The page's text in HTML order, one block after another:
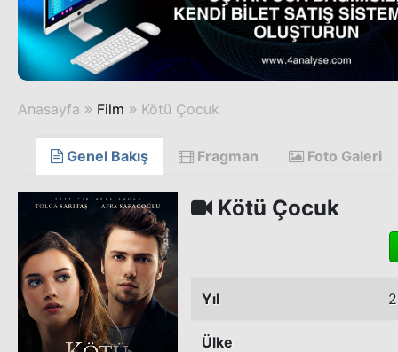
Anasayfa Film Kötü Çocuk
Genel Bakış Fragman Foto Galeri
Kötü Çocuk
Yıl
Ülke